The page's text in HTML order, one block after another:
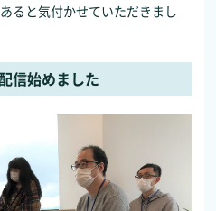
ると気付かせていただきまし
信始めました